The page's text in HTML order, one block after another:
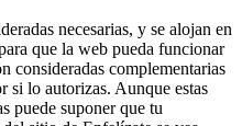
necesarias, y se alojan en
que la web pueda funcionar
consideradas complementarias
si lo autorizas. Aunque estas
puede suponer que tu